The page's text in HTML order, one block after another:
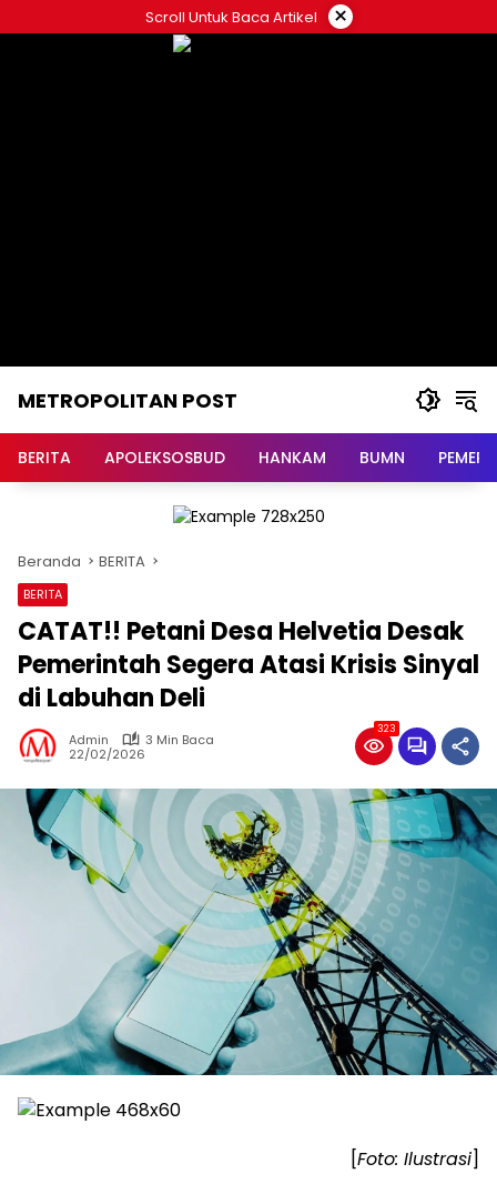
ke
Scroll Untuk Baca Artikel ×
METROPOLITAN POST
BERITA APOLEKSOSBUD HANKAM BUMN
Beranda BERITA
BERITA
CATAT!! Petani Desa Helvetia Desak
Pemerintah Segera Atasi Krisis Sinyal
di Labuhan Deli
Admin
3 Min Baca
22/02/2026
323
[Foto: Ilustrasi]